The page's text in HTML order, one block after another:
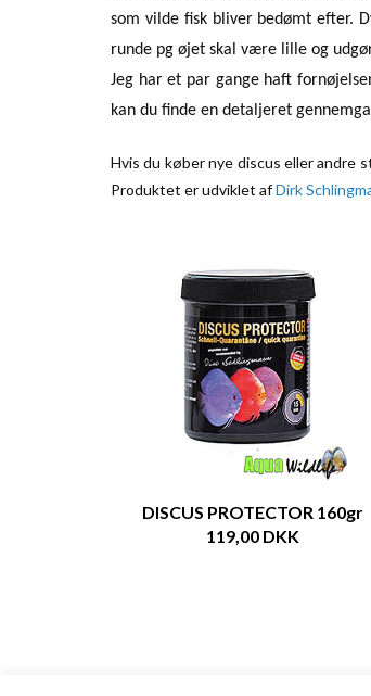
som vilde fisk bliver bedømt efter.
runde pg øjet skal være lille og
Jeg har et par gange haft
kan du finde en detaljeret
Hvis du køber nye discus eller andre
Produktet er udviklet afDirk
DISCUS PROTECTOR 160gr
119,00 DKK